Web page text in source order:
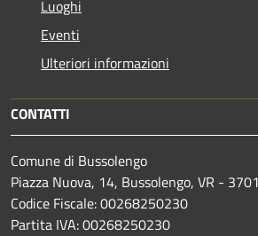
Luoghi
Eventi
Ulteriori informazioni
CONTATTI
Comune di Bussolengo
Piazza Nuova, 14, Bussolengo, VR -
Codice Fiscale: 00268250230
Partita IVA: 00268250230